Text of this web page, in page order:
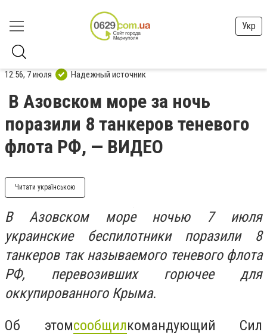
Укр
12:56, 7 июля Надежный источник
В Азовском море за ночь
поразили 8 танкеров теневого
флота РФ, — ВИДЕО
Читати українською
В Азовском море ночью 7 июля
украинские беспилотники поразили 8
танкеров так называемого теневого флота
РФ, перевозивших горючее для
оккупированного Крыма.
Об этомсообщилкомандующий Сил